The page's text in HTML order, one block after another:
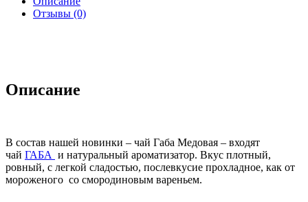
Отзывы (0)
Описание
В состав нашей новинки – чай Габа Медовая – входят
чай ГАБА и натуральный ароматизатор. Вкус плотный,
ровный, с легкой сладостью, послевкусие прохладное, как от
мороженого со смородиновым вареньем.